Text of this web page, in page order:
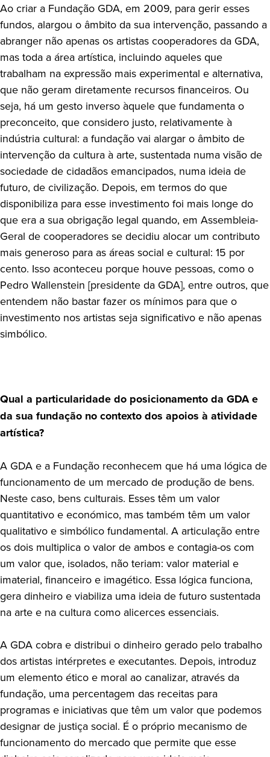
Ao criar a Fundação GDA, em 2009, para gerir esses
fundos, alargou o âmbito da sua intervenção, passando a
abranger não apenas os artistas cooperadores da GDA,
mas toda a área artística, incluindo aqueles que
trabalham na expressão mais experimental e alternativa,
que não geram diretamente recursos financeiros. Ou
seja, há um gesto inverso àquele que fundamenta o
preconceito, que considero justo, relativamente à
indústria cultural: a fundação vai alargar o âmbito de
intervenção da cultura à arte, sustentada numa visão de
sociedade de cidadãos emancipados, numa ideia de
futuro, de civilização. Depois, em termos do que
disponibiliza para esse investimento foi mais longe do
que era a sua obrigação legal quando, em Assembleia-
Geral de cooperadores se decidiu alocar um contributo
mais generoso para as áreas social e cultural: 15 por
cento. Isso aconteceu porque houve pessoas, como o
Pedro Wallenstein [presidente da GDA], entre outros, que
entendem não bastar fazer os mínimos para que o
investimento nos artistas seja significativo e não apenas
simbólico.
Qual a particularidade do posicionamento da GDA e
da sua fundação no contexto dos apoios à atividade
artística?
A GDA e a Fundação reconhecem que há uma lógica de
funcionamento de um mercado de produção de bens.
Neste caso, bens culturais. Esses têm um valor
quantitativo e económico, mas também têm um valor
qualitativo e simbólico fundamental. A articulação entre
os dois multiplica o valor de ambos e contagia-os com
um valor que, isolados, não teriam: valor material e
imaterial, financeiro e imagético. Essa lógica funciona,
gera dinheiro e viabiliza uma ideia de futuro sustentada
na arte e na cultura como alicerces essenciais.
A GDA cobra e distribui o dinheiro gerado pelo trabalho
dos artistas intérpretes e executantes. Depois, introduz
um elemento ético e moral ao canalizar, através da
fundação, uma percentagem das receitas para
programas e iniciativas que têm um valor que podemos
designar de justiça social. É o próprio mecanismo de
funcionamento do mercado que permite que esse